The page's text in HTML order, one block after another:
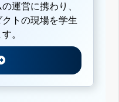
運営に携わり、
トの現場を学生
。